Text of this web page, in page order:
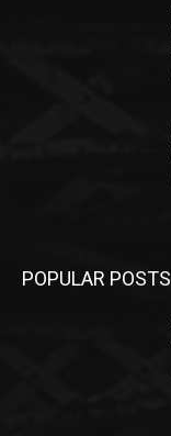
POPULAR POSTS